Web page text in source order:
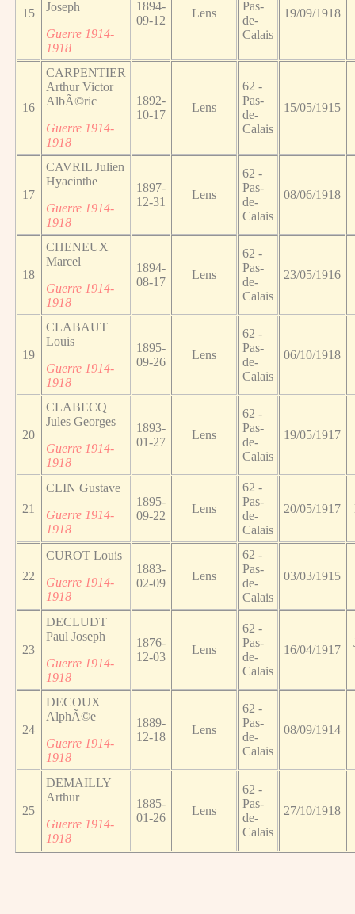
15
Joseph
Guerre 1914-
1918
1894-
09-12
Lens
Pas-
de-
Calais
19/09/1918
16
CARPENTIER
Arthur Victor
AlbÃ©ric
Guerre 1914-
1918
1892-
10-17
Lens
62 -
Pas-
de-
Calais
15/05/1915
17
CAVRIL Julien
Hyacinthe
Guerre 1914-
1918
1897-
12-31
Lens
62 -
Pas-
de-
Calais
08/06/1918
18
CHENEUX
Marcel
Guerre 1914-
1918
1894-
08-17
Lens
62 -
Pas-
de-
Calais
23/05/1916
19
CLABAUT
Louis
Guerre 1914-
1918
1895-
09-26
Lens
62 -
Pas-
de-
Calais
06/10/1918
20
CLABECQ
Jules Georges
Guerre 1914-
1918
1893-
01-27
Lens
62 -
Pas-
de-
Calais
19/05/1917
21
CLIN Gustave
Guerre 1914-
1918
1895-
09-22
Lens
62 -
Pas-
de-
Calais
20/05/1917
22
CUROT Louis
Guerre 1914-
1918
1883-
02-09
Lens
62 -
Pas-
de-
Calais
03/03/1915
23
DECLUDT
Paul Joseph
Guerre 1914-
1918
1876-
12-03
Lens
62 -
Pas-
de-
Calais
16/04/1917
24
DECOUX
AlphÃ©e
Guerre 1914-
1918
1889-
12-18
Lens
62 -
Pas-
de-
Calais
08/09/1914
25
DEMAILLY
Arthur
Guerre 1914-
1918
1885-
01-26
Lens
62 -
Pas-
de-
Calais
27/10/1918